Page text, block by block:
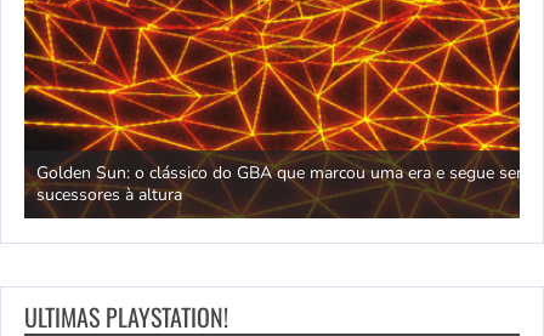
Golden Sun: o clássico do GBA que marcou uma era e segue sem
sucessores à altura
ULTIMAS PLAYSTATION!